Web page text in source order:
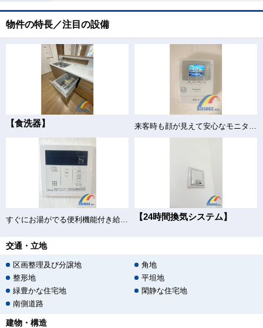
物件の特長／注目の設備
【食洗器】 来客時も顔が見えて安心なモニター付きインターホン
すぐにお湯がでる便利機能付き給湯器 【24時間換気システム】
交通・立地
区画整理及び分譲地
角地
整形地
平坦地
緑豊かな住宅地
閑静な住宅地
南側道路
建物・構造